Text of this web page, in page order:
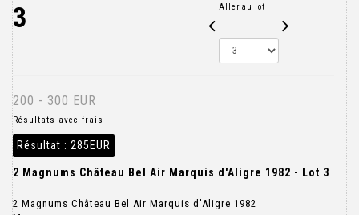
3 Aller au lot
200 - 300 EUR
Résultats avec frais
Résultat : 285EUR
2 Magnums Château Bel Air Marquis d'Aligre 1982 - Lot 3
2 Magnums Château Bel Air Marquis d'Aligre 1982